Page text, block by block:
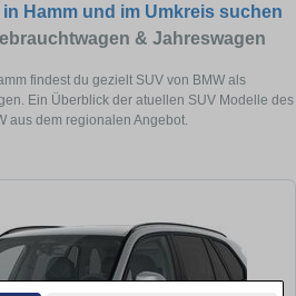
Hamm und im Umkreis suchen
& Jahreswagen
findest du gezielt SUV von BMW als
Ein Überblick der atuellen SUV Modelle des
aus dem regionalen Angebot.